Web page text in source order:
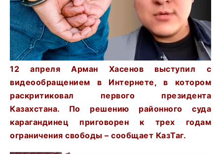
12 апреля Арман Хасенов выступил с
видеообращением в Интернете, в котором
раскритиковал первого президента
Казахстана. По решению районного суда
карагандинец приговорен к трех годам
ограничения свободы – сообщает КазТаг.